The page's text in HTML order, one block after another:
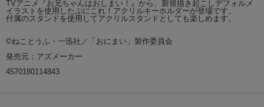
TVアニメ『お兄ちゃんはおしまい！』から、新規描き起こしデフォルメ
イラストを使用したぷにこれ！アクリルキーホルダーが登場です。
付属のスタンドを使用してアクリルスタンドとしても楽しめます。
©ねことうふ・一迅社／「おにまい」製作委員会
発売元：アズメーカー
4570180114843